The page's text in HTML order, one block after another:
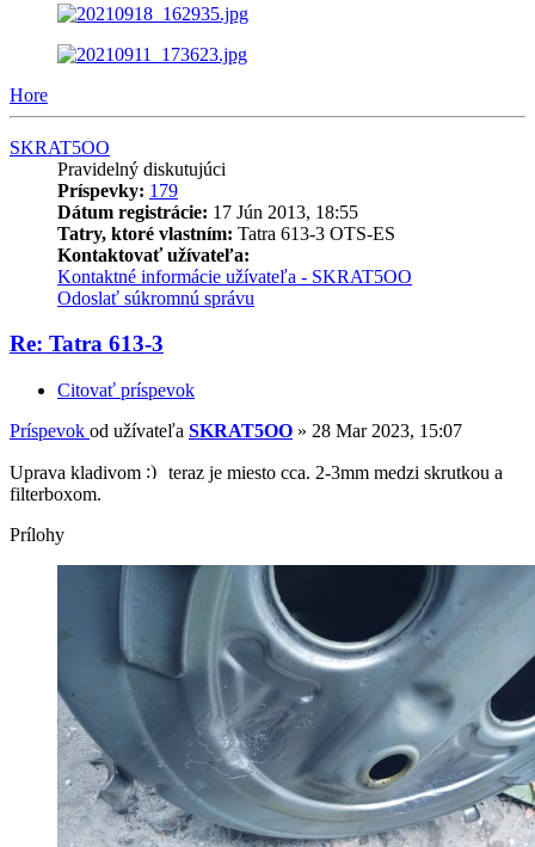
Hore
SKRAT5OO
Pravidelný diskutujúci
Príspevky: 179
Dátum registrácie: 17 Jún 2013, 18:55
Tatry, ktoré vlastním: Tatra 613-3 OTS-ES
Kontaktovať užívateľa:
Kontaktné informácie užívateľa - SKRAT5OO
Odoslať súkromnú správu
Re: Tatra 613-3
Citovať príspevok
Príspevok od užívateľa SKRAT5OO » 28 Mar 2023, 15:07
Uprava kladivom
teraz je miesto cca. 2-3mm medzi skrutkou a
filterboxom.
Prílohy